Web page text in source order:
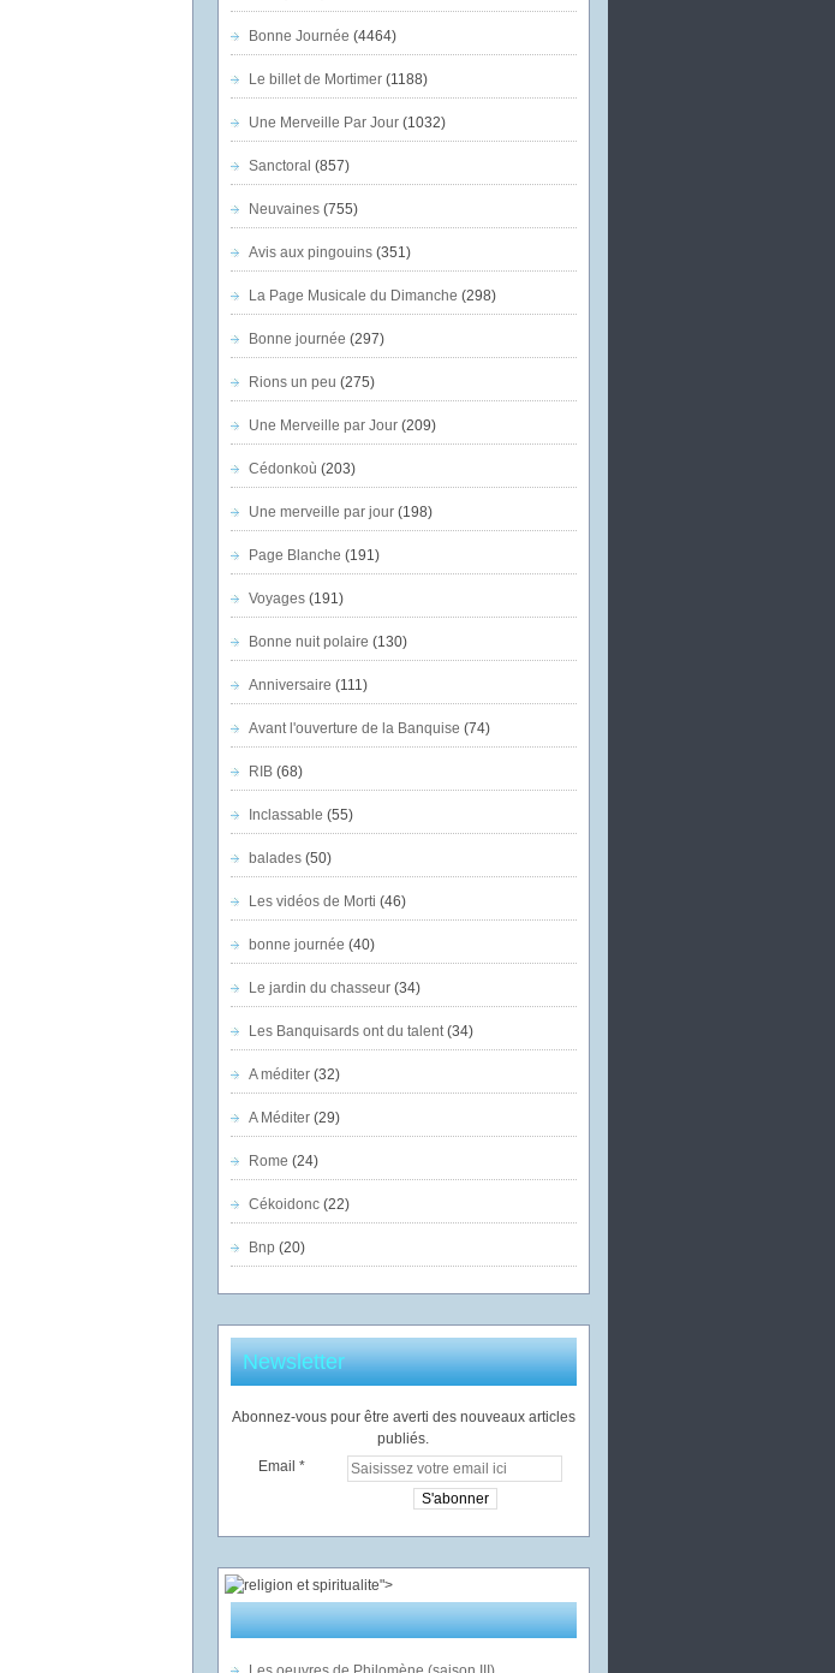
Bonne Journée (4464)
Le billet de Mortimer(1188)
Une Merveille Par Jour(1032)
Sanctoral (857)
Neuvaines(755)
Avis aux pingouins(351)
La Page Musicale du Dimanche (298)
Bonne journée (297)
Rions un peu (275)
Une Merveille par Jour(209)
Cédonkoù (203)
Une merveille par jour(198)
Page Blanche (191)
Voyages(191)
Bonne nuit polaire (130)
Anniversaire (111)
Avant l'ouverture de la Banquise (74)
RIB(68)
Inclassable (55)
balades(50)
Les vidéos de Morti (46)
bonne journée (40)
Le jardin du chasseur(34)
Les Banquisards ont du talent(34)
A méditer(32)
A Méditer(29)
Rome (24)
Cékoidonc(22)
Bnp (20)
Newsletter
Abonnez-vous pour être averti des nouveaux articles
publiés.
Email
">